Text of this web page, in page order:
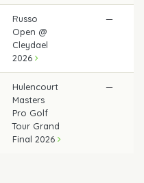
Russo
Open @
Cleydael
2026
—
Hulencourt
Masters
Pro Golf
Tour Grand
Final 2026
—